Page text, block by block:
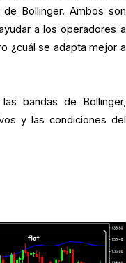
Bollinger. Ambos son
a los operadores a
¿cuál se adapta mejor a
bandas de Bollinger,
y las condiciones del